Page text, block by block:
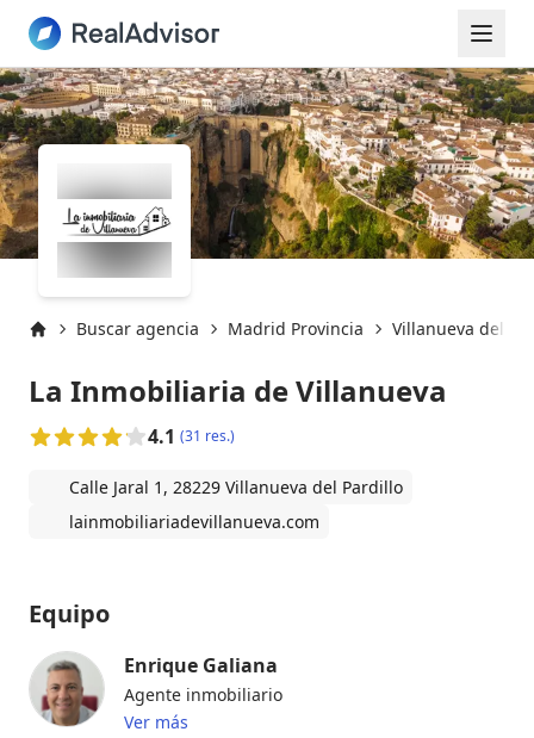
Buscar agencia Madrid Provincia Villanueva del
La Inmobiliaria de Villanueva
4.1 (31 res.)
Calle Jaral 1, 28229 Villanueva del Pardillo
lainmobiliariadevillanueva.com
Equipo
Enrique Galiana
Agente inmobiliario
Ver más